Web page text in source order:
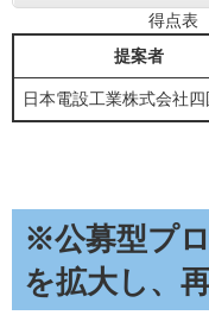
得点表
提案者
日本電設工業株式会社
※公募型プ
を拡大し、